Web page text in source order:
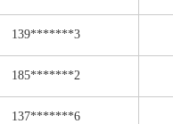
139*******3
185*******2
137*******6